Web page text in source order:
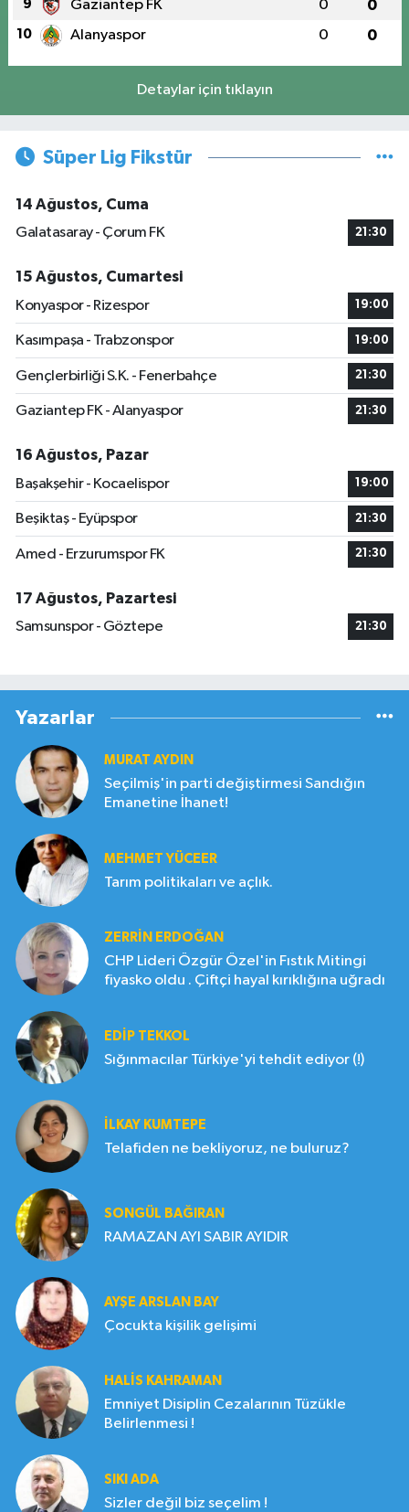
9 Gaziantep FK 0 0
10 Alanyaspor 0 0
Detaylar için tıklayın
Süper Lig Fikstür
14 Ağustos, Cuma
Galatasaray - Çorum FK
21:30
15 Ağustos, Cumartesi
Konyaspor - Rizespor
19:00
Kasımpaşa - Trabzonspor 19:00
Gençlerbirliği S.K. - Fenerbahçe 21:30
Gaziantep FK - Alanyaspor 21:30
16 Ağustos, Pazar
Başakşehir - Kocaelispor
19:00
Beşiktaş - Eyüpspor 21:30
Amed - Erzurumspor FK 21:30
17 Ağustos, Pazartesi
Samsunspor - Göztepe
21:30
Yazarlar
MURAT AYDIN
Seçilmiş'in parti değiştirmesi Sandığın
Emanetine İhanet!
MEHMET YÜCEER
Tarım politikaları ve açlık.
ZERRIN ERDOĞAN
CHP Lideri Özgür Özel'in Fıstık Mitingi
fiyasko oldu . Çiftçi hayal kırıklığına uğradı
EDIP TEKKOL
Sığınmacılar Türkiye'yi tehdit ediyor (!)
İLKAY KUMTEPE
Telafiden ne bekliyoruz, ne buluruz?
SONGÜL BAĞIRAN
RAMAZAN AYI SABIR AYIDIR
AYŞE ARSLAN BAY
Çocukta kişilik gelişimi
HALIS KAHRAMAN
Emniyet Disiplin Cezalarının Tüzükle
Belirlenmesi !
SIKI ADA
Sizler değil biz seçelim !